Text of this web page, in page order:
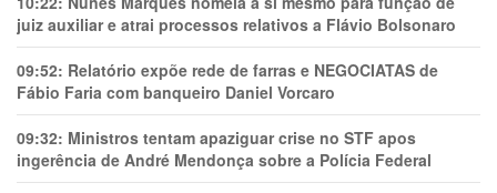
juiz auxiliar e atrai processos relativos a Flávio Bolsonaro
09:52: Relatório expõe rede de farras e NEGOCIATAS de
Fábio Faria com banqueiro Daniel Vorcaro
09:32: Ministros tentam apaziguar crise no STF apos
ingerência de André Mendonça sobre a Polícia Federal